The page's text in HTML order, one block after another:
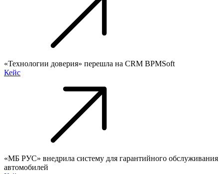
«Технологии доверия» перешла на CRM BPMSoft
Кейс
«МБ РУС» внедрила систему для гарантийного обслуживания
автомобилей